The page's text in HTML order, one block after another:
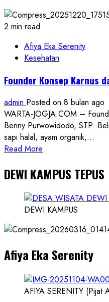
2 min read
Afiya Eka Serenity
Kesehatan
Founder Konsep Karnus
admin Posted on 8 bulan ago
WARTA-JOGJA.COM –
Benny Purwowidodo, STP.
sapi halal, ayam organik,...
Read More
about
Founder
Konsep
Karnus
Dokter
Ilmuwan
DEWI KAMPUS TEPUS
DEWI KAMPUS
Afiya Eka Serenity
AFIYA SERENITY (Pijat